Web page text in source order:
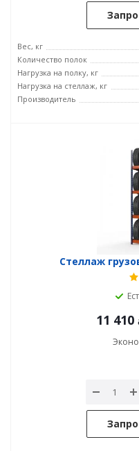
Вес, кг
Количество полок
Нагрузка на полку, кг
Нагрузка на стеллаж, кг
Производитель
Стеллаж
11 410